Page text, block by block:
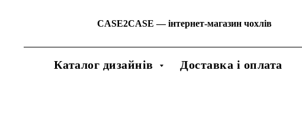
CASE2CASE—інтернет-магазин чохлів
Каталог дизайнів Доставка і оплата